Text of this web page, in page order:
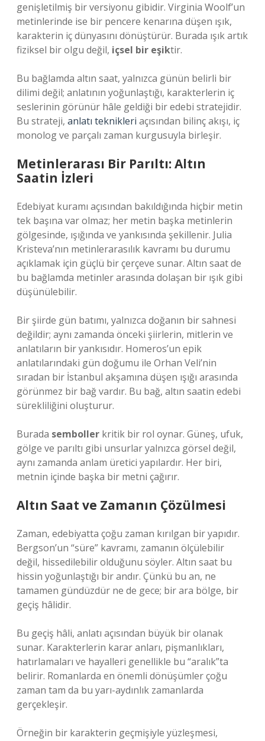
genişletilmiş bir versiyonu gibidir. Virginia Woolf’un
metinlerinde ise bir pencere kenarına düşen ışık,
karakterin iç dünyasını dönüştürür. Burada ışık artık
fiziksel bir olgu değil, içsel bir eşiktir.
Bu bağlamda altın saat, yalnızca günün belirli bir
dilimi değil; anlatının yoğunlaştığı, karakterlerin iç
seslerinin görünür hâle geldiği bir edebi stratejidir.
Bu strateji, anlatı teknikleri açısından bilinç akışı, iç
monolog ve parçalı zaman kurgusuyla birleşir.
Metinlerarası Bir Parıltı: Altın
Saatin İzleri
Edebiyat kuramı açısından bakıldığında hiçbir metin
tek başına var olmaz; her metin başka metinlerin
gölgesinde, ışığında ve yankısında şekillenir. Julia
Kristeva’nın metinlerarasılık kavramı bu durumu
açıklamak için güçlü bir çerçeve sunar. Altın saat de
bu bağlamda metinler arasında dolaşan bir ışık gibi
düşünülebilir.
Bir şiirde gün batımı, yalnızca doğanın bir sahnesi
değildir; aynı zamanda önceki şiirlerin, mitlerin ve
anlatıların bir yankısıdır. Homeros’un epik
anlatılarındaki gün doğumu ile Orhan Veli’nin
sıradan bir İstanbul akşamına düşen ışığı arasında
görünmez bir bağ vardır. Bu bağ, altın saatin edebi
sürekliliğini oluşturur.
Burada semboller kritik bir rol oynar. Güneş, ufuk,
gölge ve parıltı gibi unsurlar yalnızca görsel değil,
aynı zamanda anlam üretici yapılardır. Her biri,
metnin içinde başka bir metni çağırır.
Altın Saat ve Zamanın Çözülmesi
Zaman, edebiyatta çoğu zaman kırılgan bir yapıdır.
Bergson’un “süre” kavramı, zamanın ölçülebilir
değil, hissedilebilir olduğunu söyler. Altın saat bu
hissin yoğunlaştığı bir andır. Çünkü bu an, ne
tamamen gündüzdür ne de gece; bir ara bölge, bir
geçiş hâlidir.
Bu geçiş hâli, anlatı açısından büyük bir olanak
sunar. Karakterlerin karar anları, pişmanlıkları,
hatırlamaları ve hayalleri genellikle bu “aralık”ta
belirir. Romanlarda en önemli dönüşümler çoğu
zaman tam da bu yarı-aydınlık zamanlarda
gerçekleşir.
Örneğin bir karakterin geçmişiyle yüzleşmesi,